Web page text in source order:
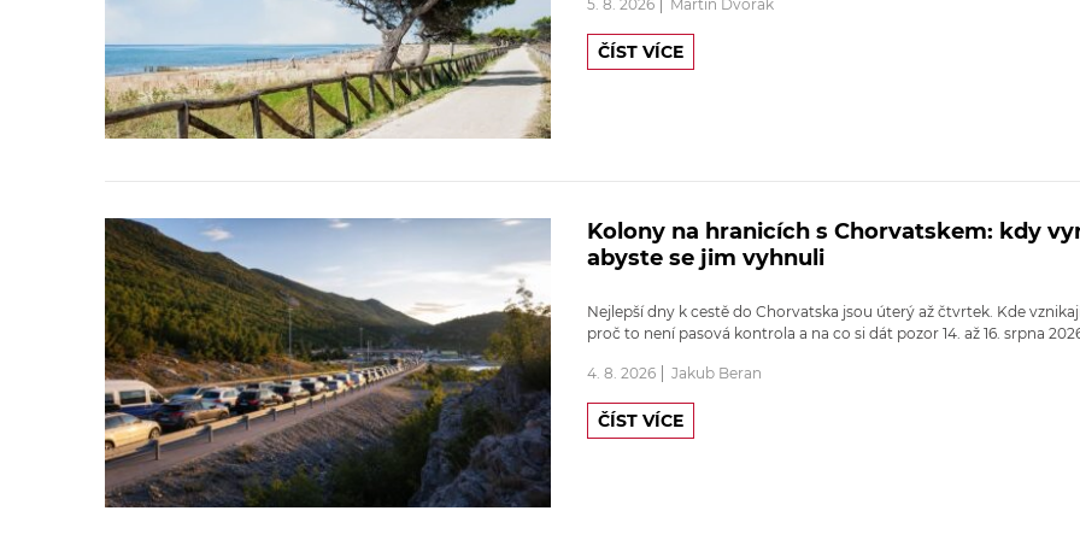
5. 8. 2026 Martin Dvořák
ČÍST VÍCE
Kolony na hranicích s Chorvatskem: kdy
abyste se jim vyhnuli
Nejlepší dny k cestě do Chorvatska jsou úterý až čtvrtek. Kde
proč to není pasová kontrola a na co si dát pozor 14. až 16. srpna
4. 8. 2026 Jakub Beran
ČÍST VÍCE